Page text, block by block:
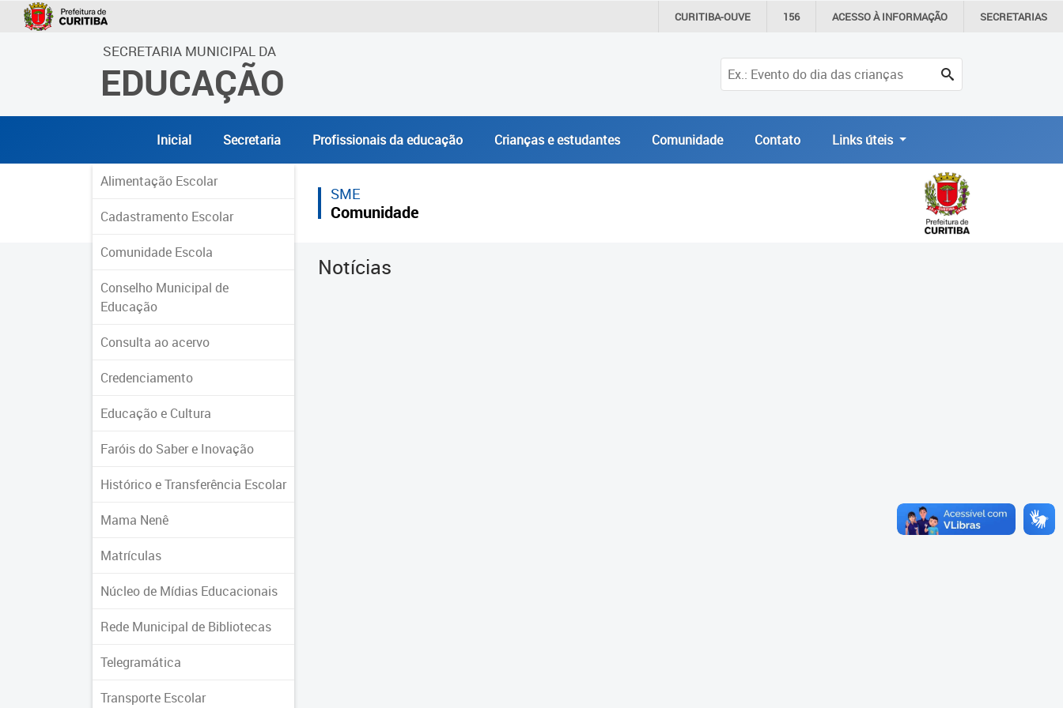
CURITIBA-OUVE 156 ACESSO ÀINFORMAÇÃO SECRETARIAS
SECRETARIA MUNICIPAL DA
EDUCAÇÃO
Inicial Secretaria Profissionais da educação Crianças e estudantes Comunidade Contato Links úteis
Alimentação Escolar
Cadastramento Escolar
Comunidade Escola
Conselho Municipal de
Educação
Consulta ao acervo
Credenciamento
Educação e Cultura
Faróis do Saber e Inovação
Histórico e Transferência Escolar
Mama Nenê
Matrículas
Núcleo de Mídias Educacionais
Rede Municipal de Bibliotecas
Telegramática
Transporte Escolar
SME
Comunidade
Notícias